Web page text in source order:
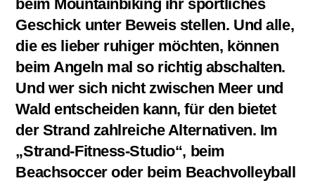
beim Mountainbiking ihr sportliches
Geschick unter Beweis stellen. Und alle,
die es lieber ruhiger möchten, können
beim Angeln mal so richtig abschalten.
Und wer sich nicht zwischen Meer und
Wald entscheiden kann, für den bietet
der Strand zahlreiche Alternativen. Im
„Strand-Fitness-Studio“, beim
Beachsoccer oder beim Beachvolleyball